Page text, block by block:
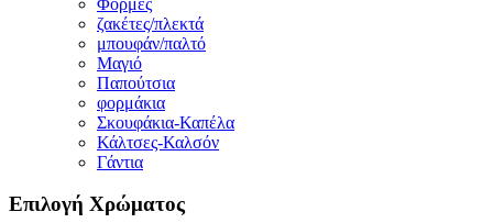
ζακέτες/πλεκτά
μπουφάν/παλτό
Μαγιό
Παπούτσια
φορμάκια
Σκουφάκια-Καπέλα
Κάλτσες-Καλσόν
Γάντια
Επιλογή Χρώματος